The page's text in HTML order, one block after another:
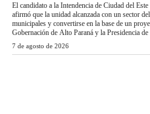
El candidato a la Intendencia de Ciudad del
afirmó que la unidad alcanzada con un sector
municipales y convertirse en la base de un
Gobernación de Alto Paraná y la Presidencia
7 de agosto de 2026